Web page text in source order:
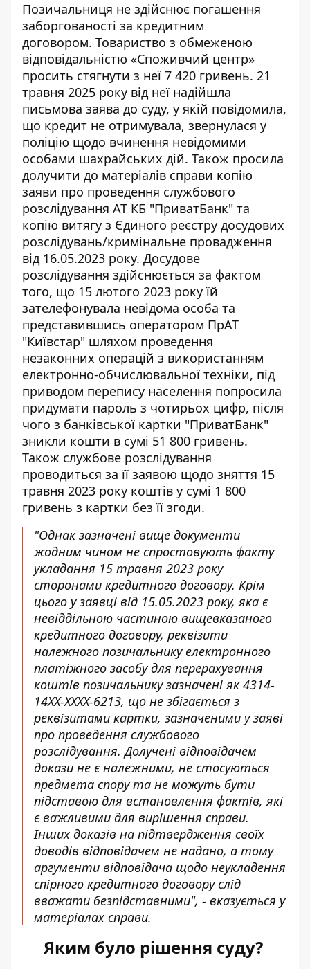
Позичальниця не здійснює погашення
заборгованості за кредитним
договором. Товариство з обмеженою
відповідальністю «Споживчий центр»
просить стягнути з неї 7 420 гривень. 21
травня 2025 року від неї надійшла
письмова заява до суду, у якій повідомила,
що кредит не отримувала, звернулася у
поліцію щодо вчинення невідомими
особами шахрайських дій. Також просила
долучити до матеріалів справи копію
заяви про проведення службового
розслідування АТ КБ "ПриватБанк" та
копію витягу з Єдиного реєстру досудових
розслідувань/кримінальне провадження
від 16.05.2023 року. Досудове
розслідування здійснюється за фактом
того, що 15 лютого 2023 року їй
зателефонувала невідома особа та
представившись оператором ПрАТ
"Київстар" шляхом проведення
незаконних операцій з використанням
електронно-обчислювальної техніки, під
приводом перепису населення попросила
придумати пароль з чотирьох цифр, після
чого з банківської картки "ПриватБанк"
зникли кошти в сумі 51 800 гривень.
Також службове розслідування
проводиться за її заявою щодо зняття 15
травня 2023 року коштів у сумі 1 800
гривень з картки без її згоди.
"Однак зазначені вище документи
жодним чином не спростовують факту
укладання 15 травня 2023 року
сторонами кредитного договору. Крім
цього у заявці від 15.05.2023 року, яка є
невіддільною частиною вищевказаного
кредитного договору, реквізити
належного позичальнику електронного
платіжного засобу для перерахування
коштів позичальнику зазначені як 4314-
14ХХ-ХХХХ-6213, що не збігається з
реквізитами картки, зазначеними у заяві
про проведення службового
розслідування. Долучені відповідачем
докази не є належними, не стосуються
предмета спору та не можуть бути
підставою для встановлення фактів, які
є важливими для вирішення справи.
Інших доказів на підтвердження своїх
доводів відповідачем не надано, а тому
аргументи відповідача щодо неукладення
спірного кредитного договору слід
вважати безпідставними", - вказується у
матеріалах справи.
Яким було рішення суду?